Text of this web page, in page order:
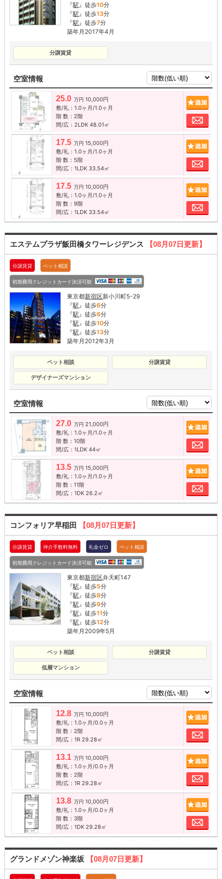
『駅 』徒歩10分
『駅 』徒歩13分
『駅 』徒歩7分
築年月2017年4月
分譲賃貸
空室情報
25.0 万円 10,000円
敷/礼：1.0ヶ月/1.0ヶ月
階 数：2階
間/広：2LDK 48.01㎡
お
17.5 万円 15,000円
敷/礼：1.0ヶ月/1.0ヶ月
階 数：5階
間/広：1LDK 33.54㎡
お
17.5 万円 10,000円
敷/礼：1.0ヶ月/1.0ヶ月
階 数：9階
間/広：1LDK 33.54㎡
お
エステムプラザ飯田橋タワーレジデンス 【08月07日更新】
分譲賃貸 ペット相談
初期費用クレジットカード決済可能
東京都新宿区新小川町5-29
『駅 』徒歩6分
『駅 』徒歩6分
『駅 』徒歩10分
『駅 』徒歩13分
築年月2012年3月
ペット相談 分譲賃貸
デザイナーズマンション
空室情報
27.0 万円 21,000円
敷/礼：1.0ヶ月/1.0ヶ月
階 数：10階
間/広：1LDK 44㎡
お
13.5 万円 15,000円
敷/礼：1.0ヶ月/1.0ヶ月
階 数：11階
間/広：1DK 26.2㎡
お
コンフォリア早稲田 【08月07日更新】
分譲賃貸 仲介手数料無料 礼金ゼロ ペット相談
初期費用クレジットカード決済可能
東京都新宿区弁天町147
『駅 』徒歩5分
『駅 』徒歩8分
『駅 』徒歩9分
『駅 』徒歩11分
『駅 』徒歩12分
築年月2009年5月
ペット相談 分譲賃貸
低層マンション
空室情報
12.8 万円 10,000円
敷/礼：1.0ヶ月/0.0ヶ月
階 数：2階
間/広：1R 29.28㎡
お
13.1 万円 10,000円
敷/礼：1.0ヶ月/0.0ヶ月
階 数：2階
間/広：1R 29.28㎡
お
13.8 万円 10,000円
敷/礼：1.0ヶ月/0.0ヶ月
階 数：3階
間/広：1DK 29.28㎡
お
グランドメゾン神楽坂 【08月07日更新】